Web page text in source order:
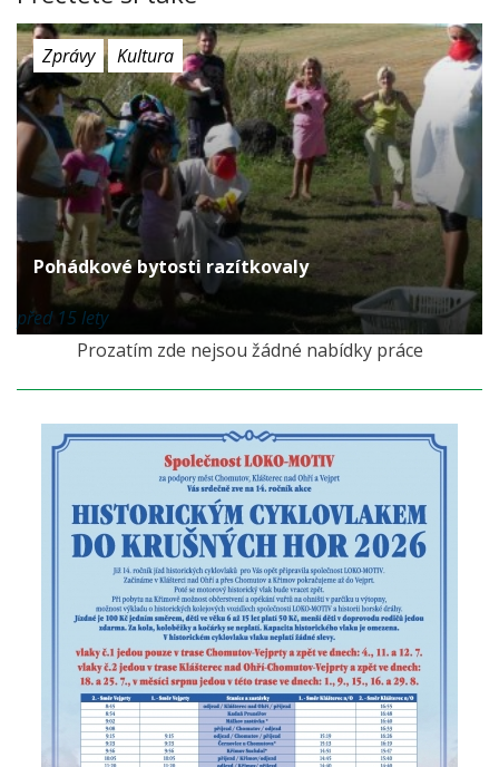
Zprávy Kultura
Pohádkové bytosti razítkovaly
před 15 lety
Prozatím zde nejsou žádné nabídky práce